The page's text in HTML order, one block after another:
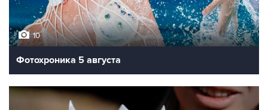
10
Фотохроника 5 августа